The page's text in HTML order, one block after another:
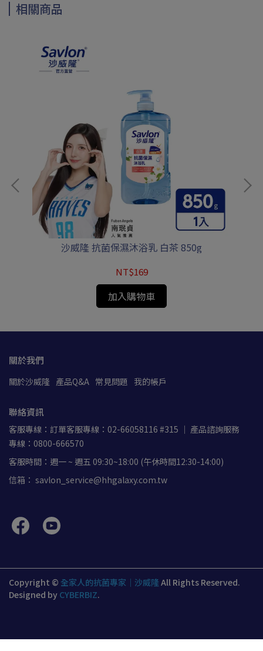
相關商品
沙威隆 抗菌保濕沐浴乳 白茶 850g
NT$169
加入購物車
關於我們
關於沙威隆 產品Q&A 常見問題 我的帳戶
聯絡資訊
客服專線：訂單客服專線：02-66058116 #315 ｜ 產品諮詢服務
專線：0800-666570
客服時間：週一 ~ 週五 09:30~18:00 (午休時間12:30-14:00)
信箱： savlon_service@hhgalaxy.com.tw
Copyright © 全家人的抗菌專家｜沙威隆All Rights Reserved.
Designed by CYBERBIZ.